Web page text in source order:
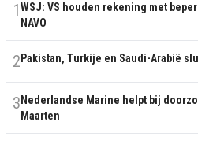
1WSJ: VS houden rekening met
NAVO
2 Pakistan, Turkije en Saudi-Arabië
3 Nederlandse Marine helpt bij
Maarten